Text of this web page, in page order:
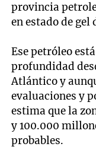
provincia
en estado de gel
Ese petróleo
profundidad
Atlántico y
evaluaciones y
estima que la
y 100.000
probables.